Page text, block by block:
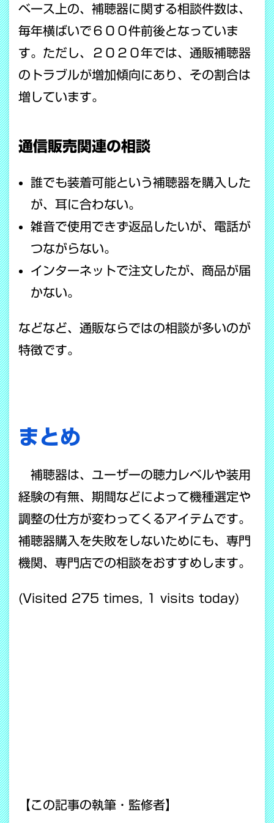
ベース上の、補聴器に関する相談件数は、
毎年横ばいで６００件前後となっていま
す。ただし、２０２０年では、通販補聴器
のトラブルが増加傾向にあり、その割合は
増しています。
通信販売関連の相談
誰でも装着可能という補聴器を購入した
が、耳に合わない。
雑音で使用できず返品したいが、電話が
つながらない。
インターネットで注文したが、商品が届
かない。
などなど、通販ならではの相談が多いのが
特徴です。
まとめ
補聴器は、ユーザーの聴力レベルや装用
経験の有無、期間などによって機種選定や
調整の仕方が変わってくるアイテムです。
補聴器購入を失敗をしないためにも、専門
機関、専門店での相談をおすすめします。
(Visited 275 times, 1 visits today)
【この記事の執筆・監修者】